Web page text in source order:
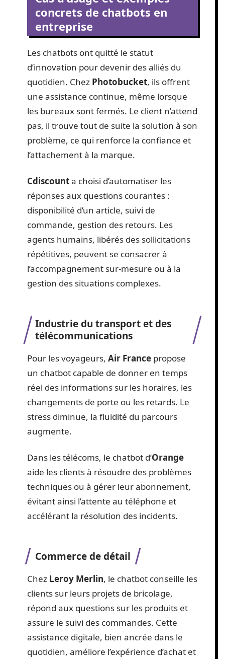
concrets de chatbots en
entreprise
Les chatbots ont quitté le statut
d’innovation pour devenir des alliés du
quotidien. Chez Photobucket, ils offrent
une assistance continue, même lorsque
les bureaux sont fermés. Le client n’attend
pas, il trouve tout de suite la solution à son
problème, ce qui renforce la confiance et
l’attachement à la marque.
Cdiscounta choisi d’automatiser les
réponses aux questions courantes :
disponibilité d’un article, suivi de
commande, gestion des retours. Les
agents humains, libérés des sollicitations
répétitives, peuvent se consacrer à
l’accompagnement sur-mesure ou à la
gestion des situations complexes.
Industrie du transport et des
télécommunications
Pour les voyageurs, Air France propose
un chatbot capable de donner en temps
réel des informations sur les horaires, les
changements de porte ou les retards. Le
stress diminue, la fluidité du parcours
augmente.
Dans les télécoms, le chatbot d’Orange
aide les clients à résoudre des problèmes
techniques ou à gérer leur abonnement,
évitant ainsi l’attente au téléphone et
accélérant la résolution des incidents.
Commerce de détail
Chez Leroy Merlin, le chatbot conseille les
clients sur leurs projets de bricolage,
répond aux questions sur les produits et
assure le suivi des commandes. Cette
assistance digitale, bien ancrée dans le
quotidien, améliore l’expérience d’achat et